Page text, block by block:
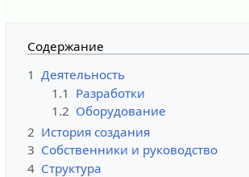
Содержание
1 Деятельность
1.1 Разработки
1.2 Оборудование
2 История создания
3 Собственники и руководство
4 Структура